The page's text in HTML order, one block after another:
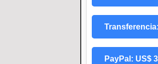
PayPal: US$ 3